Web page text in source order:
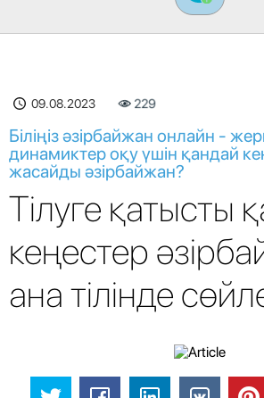
09.08.2023 229
Біліңіз әзірбайжан онлайн -
динамиктер оқу үшін қандай
жасайды әзірбайжан?
Тілуге ​​қатысты
кеңестер
ана тілінде